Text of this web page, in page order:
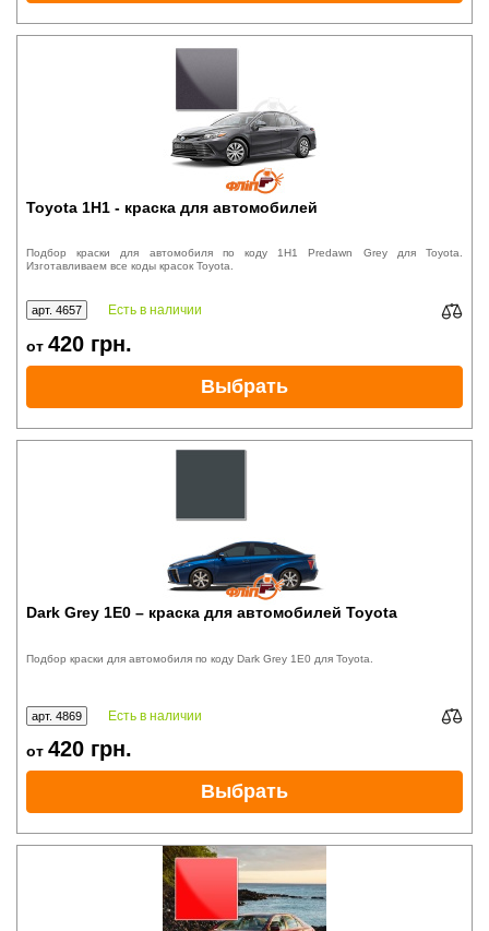
Toyota 1H1 - краска для автомобилей
Подбор краски для автомобиля по коду 1H1 Predawn Grey для Toyota.
Изготавливаем все коды красок Toyota.
арт. 4657 Есть в наличии
от 420 грн.
Выбрать
Dark Grey 1E0 – краска для автомобилей Toyota
Подбор краски для автомобиля по коду Dark Grey 1E0 для Toyota.
арт. 4869 Есть в наличии
от 420 грн.
Выбрать